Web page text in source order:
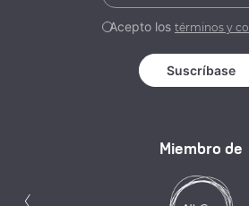
Miembro de
Acepto los términos y